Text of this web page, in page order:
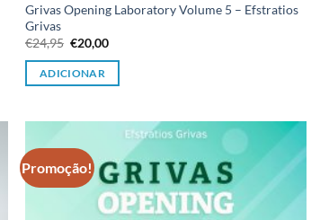
Grivas Opening Laboratory Volume 5 – Efstratios
Grivas
€24,95 O
preço
original
era:
€20,00O
atual
ADICIONAR
Promoção!
Adicionar
à lista de
desejos